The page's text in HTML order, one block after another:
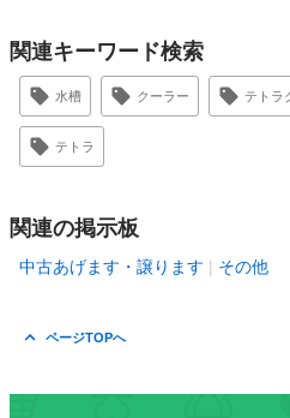
関連キーワード検索
水槽 クーラー テトラ
テトラ
関連の掲示板
中古あげます・譲ります その他
ページTOPへ